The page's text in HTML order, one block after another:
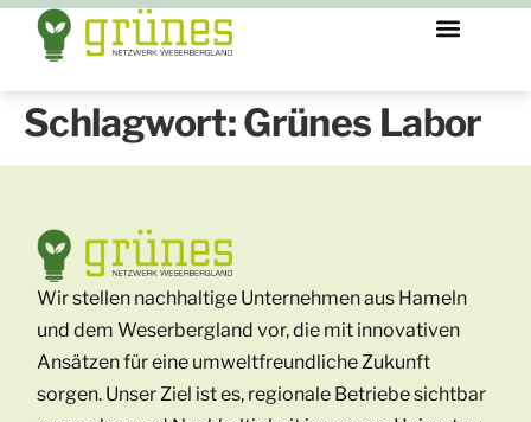
Schlagwort:Grünes Labor
Wir stellen nachhaltige Unternehmen aus Hameln
und dem Weserbergland vor, die mit innovativen
Ansätzen für eine umweltfreundliche Zukunft
sorgen. Unser Ziel ist es, regionale Betriebe sichtbar